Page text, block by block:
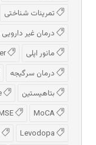
تمرینات شناختی
درمان غیر
مانور اپلی
درمان سرگیجه
بتاهیستین